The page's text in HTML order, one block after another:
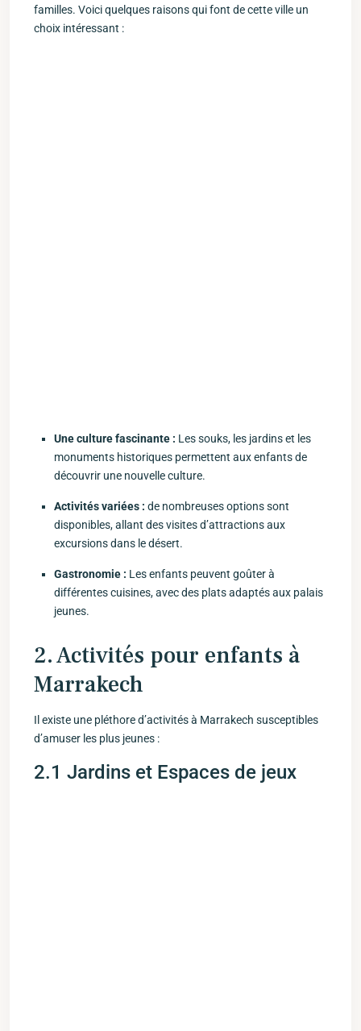
familles. Voici quelques raisons qui font de cette ville un
choix ⁤intéressant :
Une culture fascinante : Les souks, les jardins et les
monuments historiques permettent aux enfants de
découvrir une nouvelle culture.
Activités variées : de nombreuses options sont
disponibles, allant des visites⁢ d’attractions aux
‍excursions dans‌ le désert.
Gastronomie : Les enfants ‌peuvent goûter ⁤à
différentes⁤ cuisines, avec des plats⁤ adaptés aux palais
jeunes.
2. Activités pour​ enfants à
‍Marrakech
Il existe une pléthore d’activités à Marrakech susceptibles
d’amuser les plus jeunes ​:
2.1 Jardins et Espaces de‍ jeux